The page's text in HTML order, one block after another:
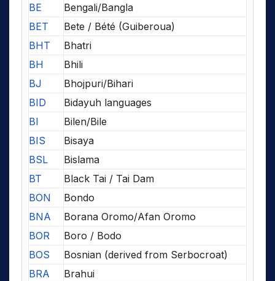
BE
Bengali/Bangla
BET
Bete / Bété (Guiberoua)
BHT
Bhatri
BH
Bhili
BJ
Bhojpuri/Bihari
BID
Bidayuh languages
BI
Bilen/Bile
BIS
Bisaya
BSL
Bislama
BT
Black Tai / Tai Dam
BON
Bondo
BNA
Borana Oromo/Afan Oromo
BOR
Boro / Bodo
BOS
Bosnian (derived from Serbocroat)
BRA
Brahui